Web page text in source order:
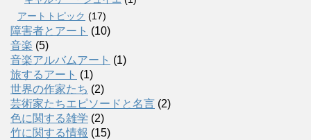
アートトピック (17)
障害者とアート (10)
音楽 (5)
音楽アルバムアート (1)
旅するアート (1)
世界の作家たち (2)
芸術家たちエピソードと名言 (2)
色に関する雑学 (2)
竹に関する情報 (15)